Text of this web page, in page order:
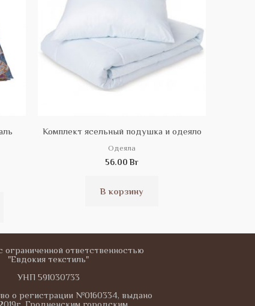
странице
товара.
Комплект ясельный подушка и одеяло
Одеяла
56.00 Br
В корзину
ответственностью
"Евдокия текстиль"
УНП 591030733
о регистрации №0160334, выдано
Гродненским городским